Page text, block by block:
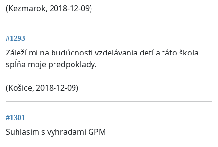
(Kezmarok, 2018-12-09)
#1293
Záleží mi na budúcnosti vzdelávania detí a táto škola
spĺňa moje predpoklady.
(Košice, 2018-12-09)
#1301
Suhlasim s vyhradami GPM